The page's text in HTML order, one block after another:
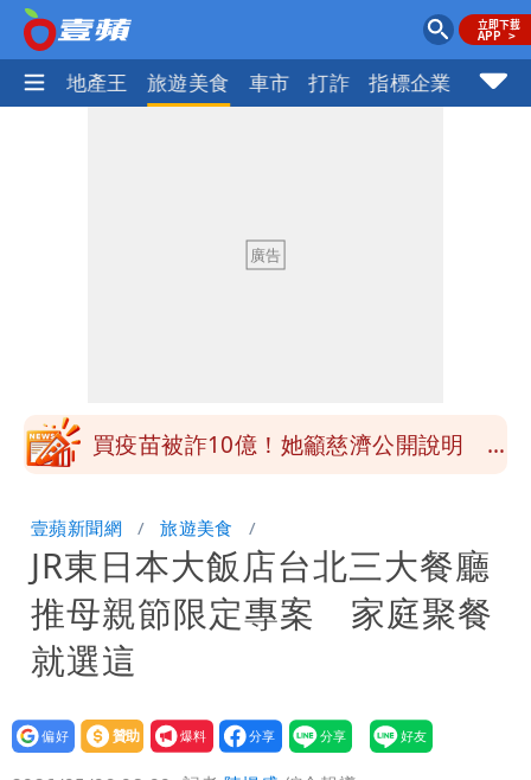
技 地產王 旅遊美食 車市 打詐 指標企業 壹蘋
勝：時間久看出睿智
白海豚今下午2點半發海警！陸警機率最
最快今晚移送北檢複訊
買疫苗被詐10億！她籲慈濟公開說明
驚：戰局變五五波
白海豚颱風攪局父親節！明雨量「紅到發
紫」
女律師詐慈濟10億 坐擁232公斤黃金仍
接案！同業酸：我輩楷模
明金成離世留下雙胞胎 4歲兒與老師一
段對話催淚
演習登場！搭雙鐵、航班3大注意事項快
壹蘋新聞網 旅遊美食
JR東日本大飯店台北三大餐廳
推母親節限定專案 家庭聚餐
就選這
設為
贊助
我要
爆料